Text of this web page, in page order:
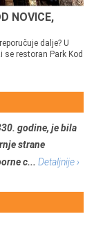
NOVICE,
dalje? U
restoran Park Kod
godine, je bila
strane
c... Detaljnije ›